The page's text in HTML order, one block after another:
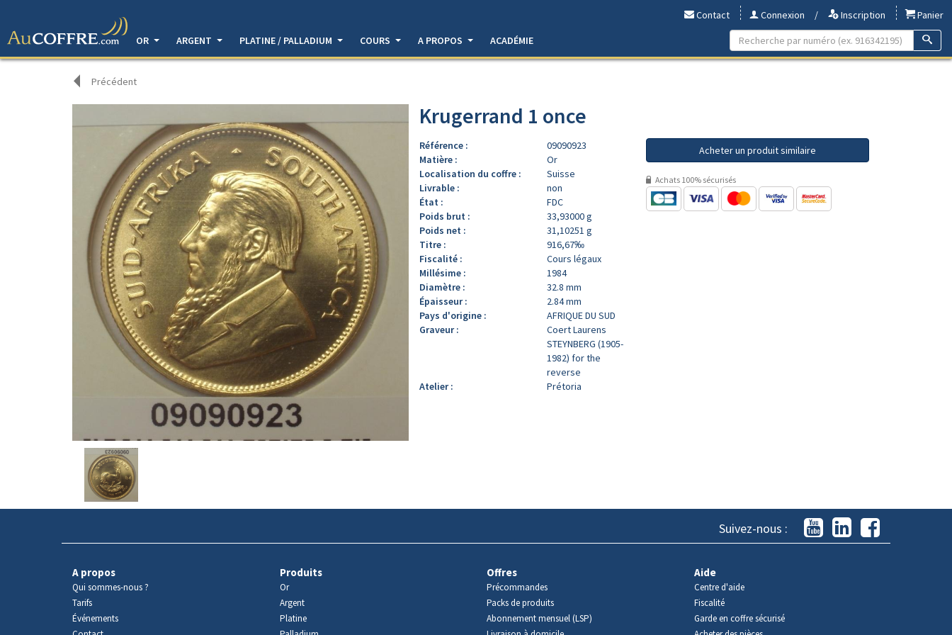
Contact Connexion / Inscription
Panier
OR
ARGENT PLATINE / PALLADIUM COURS A PROPOS ACADÉMIE
Précédent
Avers
produit
Krugerrand 1 once
Référence :
09090923
Matière :
Or
Localisation du coffre :
Suisse
Livrable :
non
État :
FDC
Poids brut :
33,93000 g
Poids net :
31,10251 g
Titre :
916,67‰
Fiscalité :
Cours légaux
Millésime :
1984
Diamètre :
32.8 mm
Épaisseur :
2.84 mm
Pays d'origine :
AFRIQUE DU SUD
Graveur :
Coert Laurens
STEYNBERG (1905-
1982) for the
reverse
Atelier :
Prétoria
Acheter un produit similaire
Achats 100% sécurisés
Suivez-nous :
A propos
Qui sommes-nous ?
Tarifs
Événements
Produits
Or
Argent
Platine
Offres
Précommandes
Packs de produits
Abonnement mensuel (LSP)
Aide
Centre d'aide
Fiscalité
Garde en coffre sécurisé